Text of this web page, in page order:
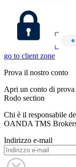
go to client zone
Prova il nostro conto
Apri un conto di prova
Rodo section
Chi è il responsabile
OANDA TMS
Indirizzo e-mail